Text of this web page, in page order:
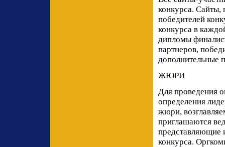
конкурса.
победителей
конкурса в
дипломы
партнеров,
дополнительные
ЖЮРИ
Для проведения
определения
жюри,
приглашаются
представляющие
конкурса.